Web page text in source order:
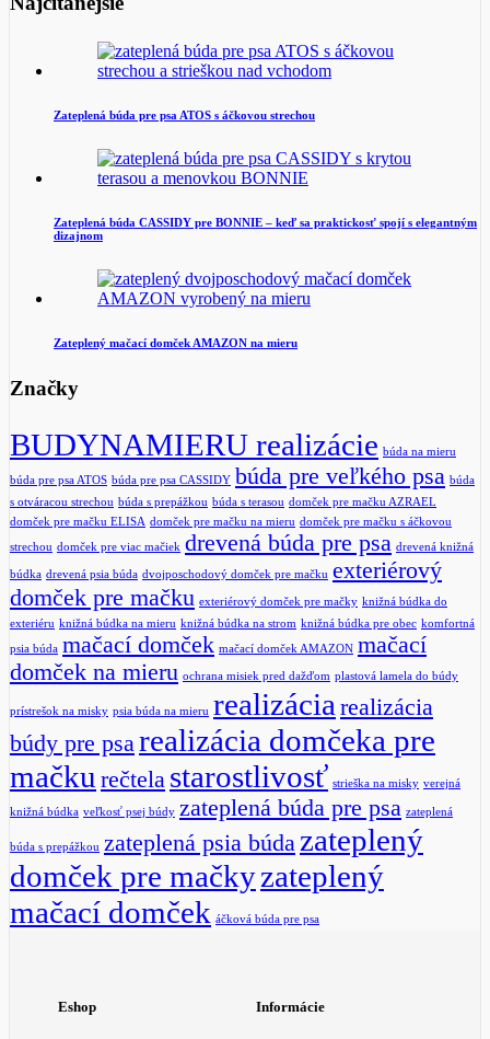
Zateplená búda pre psa ATOS s áčkovou strechou
Zateplená búda CASSIDY pre BONNIE – keď sa praktickosť spojí s elegantným
dizajnom
Zateplený mačací domček AMAZON na mieru
Značky
BUDYNAMIERU realizácie búda na mieru
búda pre psa ATOS búda pre psa CASSIDY búda pre veľkého psa búda
s otváracou strechou búda s prepážkou búda s terasou domček pre mačku AZRAEL
domček pre mačku ELISA domček pre mačku na mieru domček pre mačku s áčkovou
strechou domček pre viac mačiek drevená búda pre psa drevená knižná
búdka drevená psia búda dvojposchodový domček pre mačku exteriérový
domček pre mačku exteriérový domček pre mačky knižná búdka do
exteriéru knižná búdka na mieru knižná búdka na strom knižná búdka pre obec komfortná
psia búda mačací domček mačací domček AMAZON mačací
domček na mieru ochrana misiek pred dažďom plastová lamela do búdy
prístrešok na misky psia búda na mieru realizácia realizácia
búdy pre psarealizácia domčeka pre
mačku rečtela starostlivosť strieška na misky verejná
knižná búdka veľkosť psej búdy zateplená búda pre psa zateplená
búda s prepážkou zateplená psia búda zateplený
domček pre mačkyzateplený
mačací domček áčková búda pre psa
Eshop Informácie